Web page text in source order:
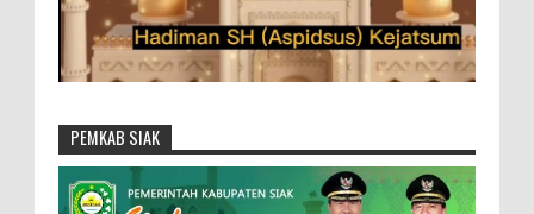
PEMKAB SIAK